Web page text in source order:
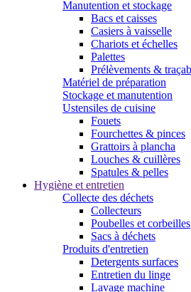
Manutention et stockage
Bacs et caisses
Casiers à vaisselle
Chariots et échelles
Palettes
Prélèvements &
Matériel de préparation
Stockage et manutention
Ustensiles de cuisine
Fouets
Fourchettes & pinces
Grattoirs à plancha
Louches & cuillères
Spatules & pelles
Hygiène et entretien
Collecte des déchets
Collecteurs
Poubelles et corbeilles
Sacs à déchets
Produits d'entretien
Detergents surfaces
Entretien du linge
Lavage machine